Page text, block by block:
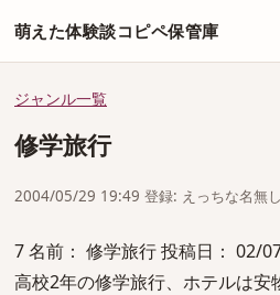
萌えた体験談コピペ保管庫
ジャンル一覧
修学旅行
2004/05/29 19:49 登録: えっちな名無
7 名前： 修学旅行 投稿日： 02/
高校2年の修学旅行、ホテルは安